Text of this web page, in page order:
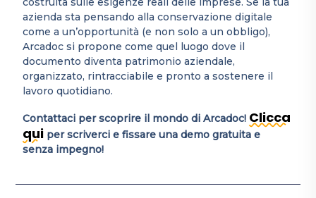
azienda sta pensando alla conservazione digitale
come a un’opportunità (e non solo a un obbligo),
Arcadoc si propone come quel luogo dove il
documento diventa patrimonio aziendale,
organizzato, rintracciabile e pronto a sostenere il
lavoro quotidiano.
Contattaci per scoprire il mondo di Arcadoc! Clicca
qui per scriverci e fissare una demo gratuita e
senza impegno!